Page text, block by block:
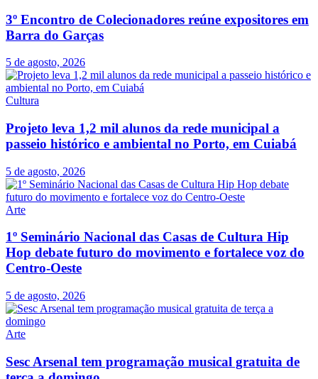
3º Encontro de Colecionadores reúne expositores em
Barra do Garças
5 de agosto, 2026
Cultura
Projeto leva 1,2 mil alunos da rede municipal a
passeio histórico e ambiental no Porto, em Cuiabá
5 de agosto, 2026
Arte
1º Seminário Nacional das Casas de Cultura Hip
Hop debate futuro do movimento e fortalece voz do
Centro-Oeste
5 de agosto, 2026
Arte
Sesc Arsenal tem programação musical gratuita de